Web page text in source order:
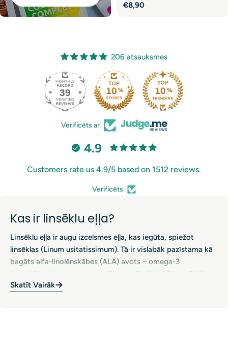
Parastā
€8,90
206 atsauksmes
39
Verificēts ar
4.9
Customers rate us 4.9/5 based on 1512 reviews.
Verificēts
Kas ir linsēklu eļļa?
Linsēklu eļļa ir augu izcelsmes eļļa, kas iegūta, spiežot
linsēklas (Linum usitatissimum). Tā ir vislabāk pazīstama kā
bagāts alfa-linolēnskābes (ALA) avots – omega-3
Linsēklu eļļa ir populāra starp cilvēkiem, kuri vēlas vegāniem
Skatīt Vairāk